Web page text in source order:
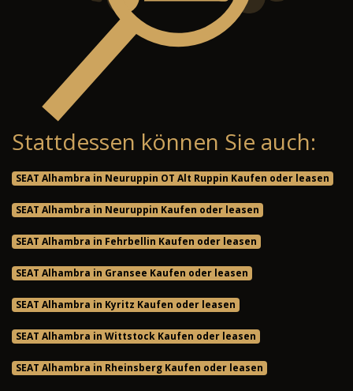
Stattdessen können Sie auch:
SEAT Alhambra in Neuruppin OT Alt Ruppin Kaufen oder leasen
SEAT Alhambra in Neuruppin Kaufen oder leasen
SEAT Alhambra in Fehrbellin Kaufen oder leasen
SEAT Alhambra in Gransee Kaufen oder leasen
SEAT Alhambra in Kyritz Kaufen oder leasen
SEAT Alhambra in Wittstock Kaufen oder leasen
SEAT Alhambra in Rheinsberg Kaufen oder leasen